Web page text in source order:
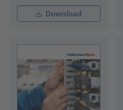
Download